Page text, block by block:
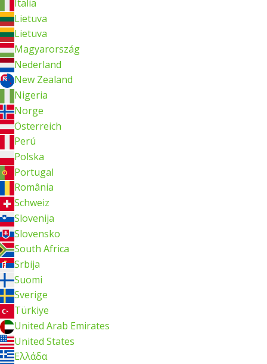
Italia
Lietuva
Lietuva
Magyarország
Nederland
New Zealand
Nigeria
Norge
Österreich
Perú
Polska
Portugal
România
Schweiz
Slovenija
Slovensko
South Africa
Srbija
Suomi
Sverige
Türkiye
United Arab Emirates
United States
Ελλάδα